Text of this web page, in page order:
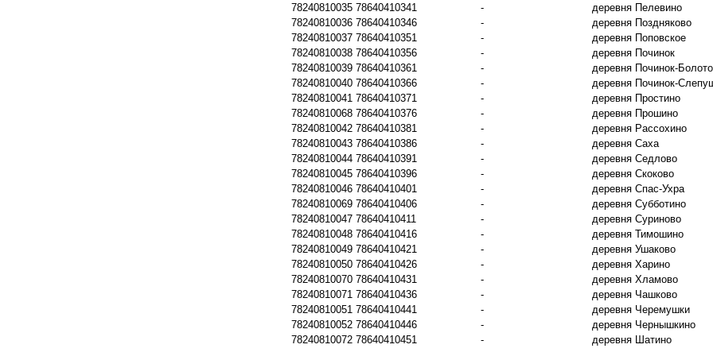
78240810035 78640410341 -
деревня Пелевино
78240810036 78640410346 -
деревня Поздняково
78240810037 78640410351 -
деревня Поповское
78240810038 78640410356 -
деревня Починок
78240810039 78640410361 -
деревня Починок-
78240810040 78640410366 -
деревня Починок-
78240810041 78640410371 -
деревня Простино
78240810068 78640410376 -
деревня Прошино
78240810042 78640410381 -
деревня Рассохино
78240810043 78640410386 -
деревня Саха
78240810044 78640410391 -
деревня Седлово
78240810045 78640410396 -
деревня Скоково
78240810046 78640410401 -
деревня Спас-Ухра
78240810069 78640410406 -
деревня Субботино
78240810047 78640410411 -
деревня Суриново
78240810048 78640410416 -
деревня Тимошино
78240810049 78640410421 -
деревня Ушаково
78240810050 78640410426 -
деревня Харино
78240810070 78640410431 -
деревня Хламово
78240810071 78640410436 -
деревня Чашково
78240810051 78640410441 -
деревня Черемушки
78240810052 78640410446 -
деревня Чернышкино
78240810072 78640410451 - деревня Шатино